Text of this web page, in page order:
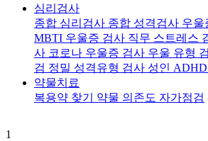
심리검사
종합 심리검사 종합 성격검사 우울
MBTI 우울증 검사 직무 스트레스
사 코로나 우울증 검사 우울 유형
검 정밀 성격유형 검사 성인
약물치료
복용약 찾기 약물 의존도 자가점검
1